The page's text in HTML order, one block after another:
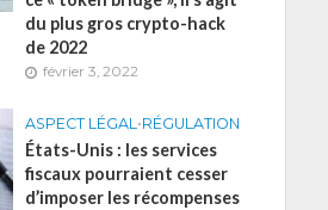
du plus gros crypto-hack
de 2022
février 3, 2022
ASPECT LÉGAL•RÉGULATION
États-Unis : les services
fiscaux pourraient cesser
d’imposer les récompenses